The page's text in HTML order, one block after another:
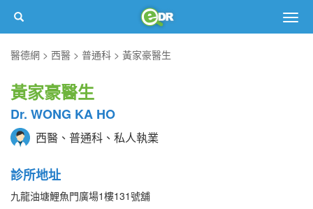
醫德網
西醫 普通科 黃家豪醫生
黃家豪醫生
Dr. WONG KA HO
西醫、普通科、私人執業
診所地址
九龍油塘鯉魚門廣場1樓131號舖